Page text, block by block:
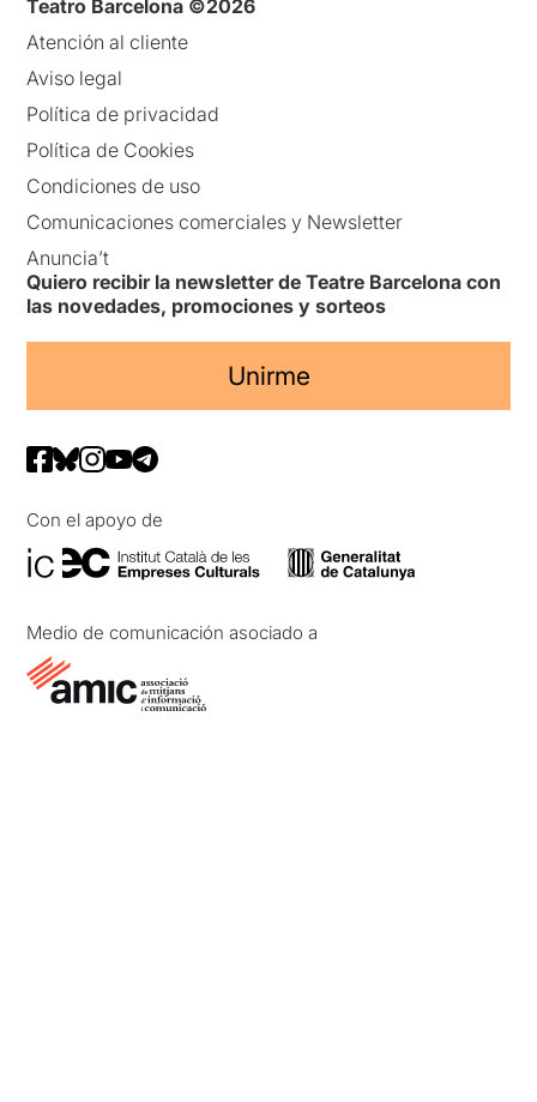
Teatro Barcelona ©2026
Atención al cliente
Aviso legal
Política de privacidad
Política de Cookies
Condiciones de uso
Comunicaciones comerciales y Newsletter
Anuncia’t
Quiero recibir la newsletter de Teatre Barcelona con
las novedades, promociones y sorteos
Unirme
Con el apoyo de
Medio de comunicación asociado a